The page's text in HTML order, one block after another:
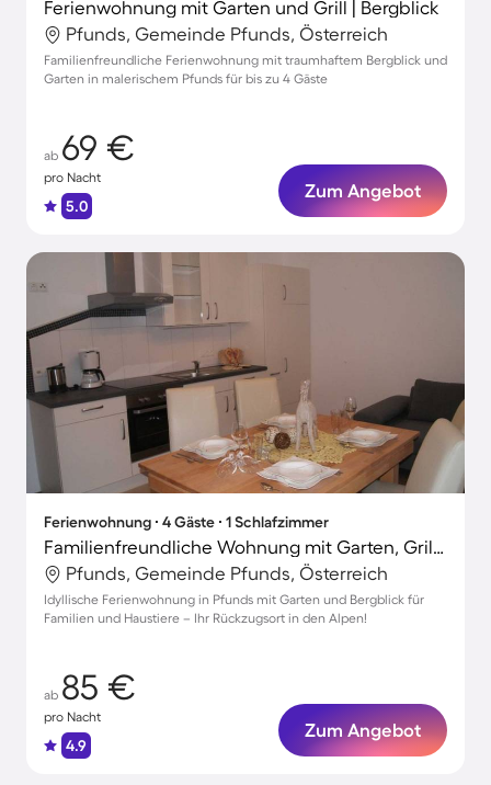
Ferienwohnung mit Garten und Grill | Bergblick
Pfunds, Gemeinde Pfunds, Österreich
Familienfreundliche Ferienwohnung mit traumhaftem Bergblick und
Garten in malerischem Pfunds für bis zu 4 Gäste
ab 69 €
pro Nacht
5.0
Zum Angebot
Ferienwohnung ∙ 4 Gäste ∙ 1 Schlafzimmer
Familienfreundliche Wohnung mit Garten, Grill und Terrasse | Panoramablick | Haustiere erlaubt
Pfunds, Gemeinde Pfunds, Österreich
Idyllische Ferienwohnung in Pfunds mit Garten und Bergblick für
Familien und Haustiere – Ihr Rückzugsort in den Alpen!
ab 85 €
pro Nacht
4.9
Zum Angebot